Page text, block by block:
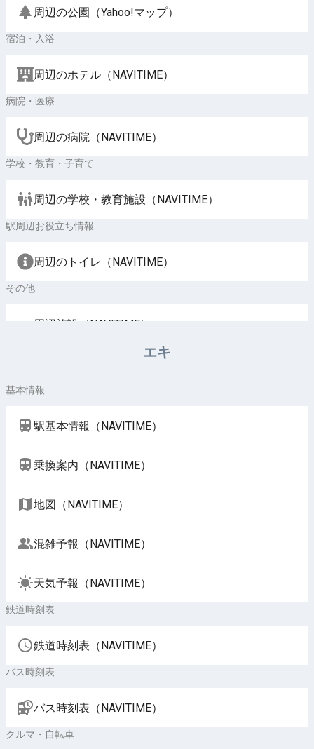
周辺の公園（Yahoo!マップ）
宿泊・入浴
周辺のホテル（NAVITIME）
病院・医療
周辺の病院（NAVITIME）
学校・教育・子育て
周辺の学校・教育施設（NAVITIME）
駅周辺お役立ち情報
周辺のトイレ（NAVITIME）
その他
周辺施設（NAVITIME）
エキ
基本情報
駅基本情報（NAVITIME）
乗換案内（NAVITIME）
地図（NAVITIME）
混雑予報（NAVITIME）
天気予報（NAVITIME）
鉄道時刻表
鉄道時刻表（NAVITIME）
バス時刻表
バス時刻表（NAVITIME）
クルマ・自転車